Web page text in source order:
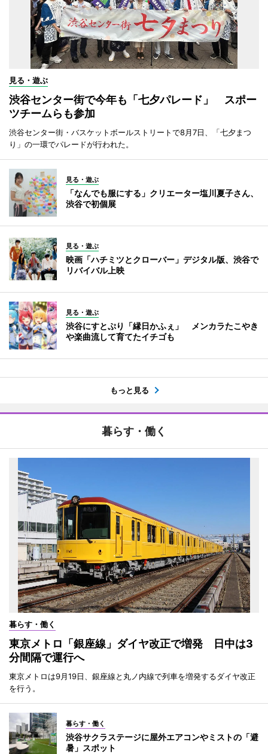
見る・遊ぶ
渋谷センター街で今年も「七夕パレード」 スポー
ツチームらも参加
渋谷センター街・バスケットボールストリートで8月7日、「七夕まつ
り」の一環でパレードが行われた。
見る・遊ぶ
「なんでも服にする」クリエーター塩川夏子さん、
渋谷で初個展
見る・遊ぶ
映画「ハチミツとクローバー」デジタル版、渋谷で
リバイバル上映
見る・遊ぶ
渋谷にすとぷり「縁日かふぇ」 メンカラたこやき
や楽曲流して育てたイチゴも
もっと見る
暮らす・働く
暮らす・働く
東京メトロ「銀座線」ダイヤ改正で増発 日中は3
分間隔で運行へ
東京メトロは9月19日、銀座線と丸ノ内線で列車を増発するダイヤ改正
を行う。
暮らす・働く
渋谷サクラステージに屋外エアコンやミストの「避
暑」スポット